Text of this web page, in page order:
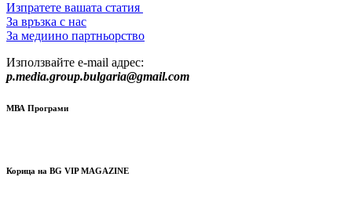
Изпратете вашата статия
За връзка с нас
За медиино партньорство
Използвайте e-mail адрес:
p.media.group.bulgaria@gmail.com
МВА Програми
Корица на BG VIP MAGAZINE